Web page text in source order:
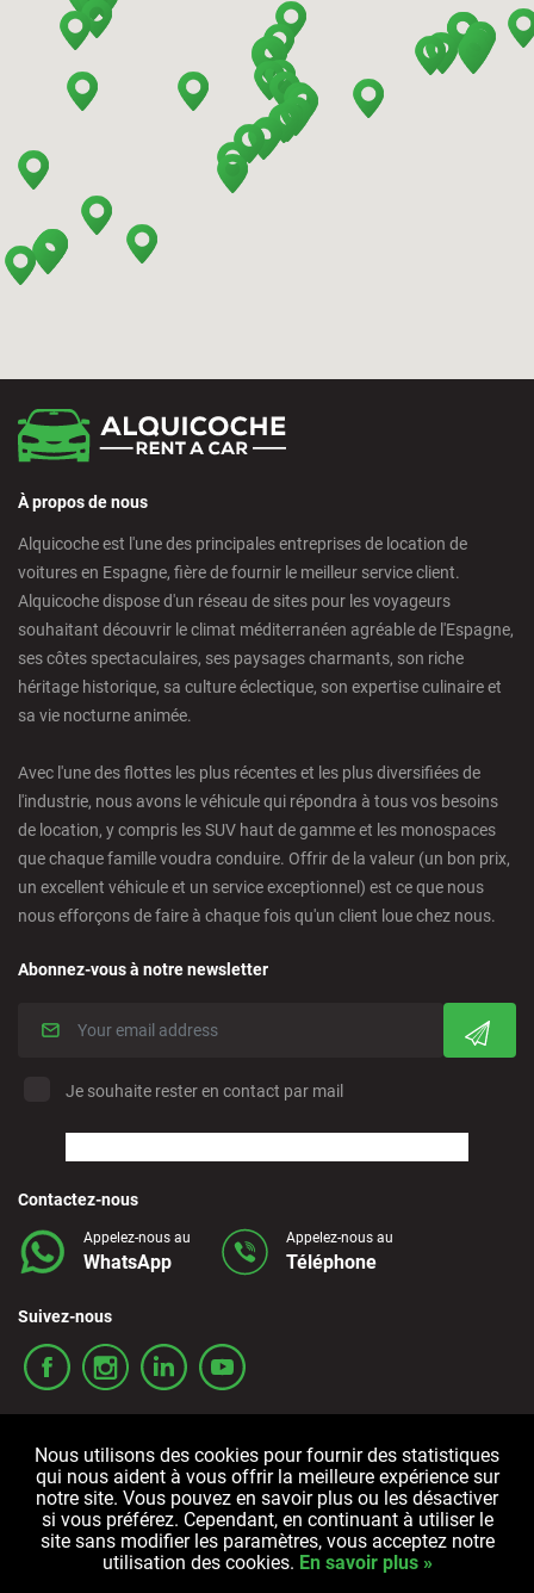
Barcelona - Terrassa
Benidorm - Downtown
Bilbao - Barakaldo
Bilbao - Airport
Calpe - Downtown
Castelldefels - City
Castellon - Train Station
Castro Urdiales - City
Ciudad Real - Downtown
Cordoba - Downtown
Corralejo - Fuerteventura
Crevillente - City
Fuerteventura - Airport
Granada - Downtown
Granada - Downtown
Ibiza - Airport
Javea - City
À propos de nous
Alquicoche est l'une des principales entreprises de location de
voitures en Espagne, fière de fournir le meilleur service client.
Alquicoche dispose d'un réseau de sites pour les voyageurs
souhaitant découvrir le climat méditerranéen agréable de l'Espagne,
ses côtes spectaculaires, ses paysages charmants, son riche
héritage historique, sa culture éclectique, son expertise culinaire et
sa vie nocturne animée.
Avec l'une des flottes les plus récentes et les plus diversifiées de
l'industrie, nous avons le véhicule qui répondra à tous vos besoins
de location, y compris les SUV haut de gamme et les monospaces
que chaque famille voudra conduire. Offrir de la valeur (un bon prix,
un excellent véhicule et un service exceptionnel) est ce que nous
nous efforçons de faire à chaque fois qu'un client loue chez nous.
Abonnez-vous à notre newsletter
Je souhaite rester en contact par mail
Contactez-nous
Appelez-nous au
WhatsApp
Appelez-nous au
Téléphone
Suivez-nous
Termes et conditions Politique de confidentialité Cookies
Tous droits réservés © 2006-2025 Alquicoche Rent a Car
Nous utilisons des cookies pour fournir des statistiques
qui nous aident à vous offrir la meilleure expérience sur
notre site. Vous pouvez en savoir plus ou les désactiver
si vous préférez. Cependant, en continuant à utiliser le
site sans modifier les paramètres, vous acceptez notre
utilisation des cookies. En savoir plus »